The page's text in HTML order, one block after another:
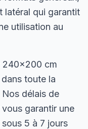
latéral qui garantit
utilisation au
240×200 cm
toute la
délais de
garantir une
5 à 7 jours